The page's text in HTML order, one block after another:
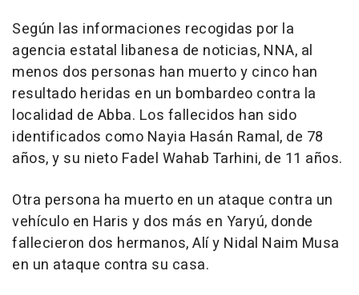
Según las informaciones recogidas por la
agencia estatal libanesa de noticias, NNA, al
menos dos personas han muerto y cinco han
resultado heridas en un bombardeo contra la
localidad de Abba. Los fallecidos han sido
identificados como Nayia Hasán Ramal, de 78
años, y su nieto Fadel Wahab Tarhini, de 11 años.
Otra persona ha muerto en un ataque contra un
vehículo en Haris y dos más en Yaryú, donde
fallecieron dos hermanos, Alí y Nidal Naim Musa
en un ataque contra su casa.